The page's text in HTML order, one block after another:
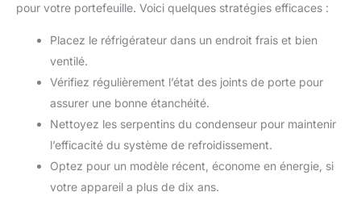
pour votre portefeuille. Voici quelques stratégies efficaces :
Placez le réfrigérateur dans un endroit frais et bien
ventilé.
Vérifiez régulièrement l’état des joints de porte pour
assurer une bonne étanchéité.
Nettoyez les serpentins du condenseur pour maintenir
l’efficacité du système de refroidissement.
Optez pour un modèle récent, économe en énergie, si
votre appareil a plus de dix ans.